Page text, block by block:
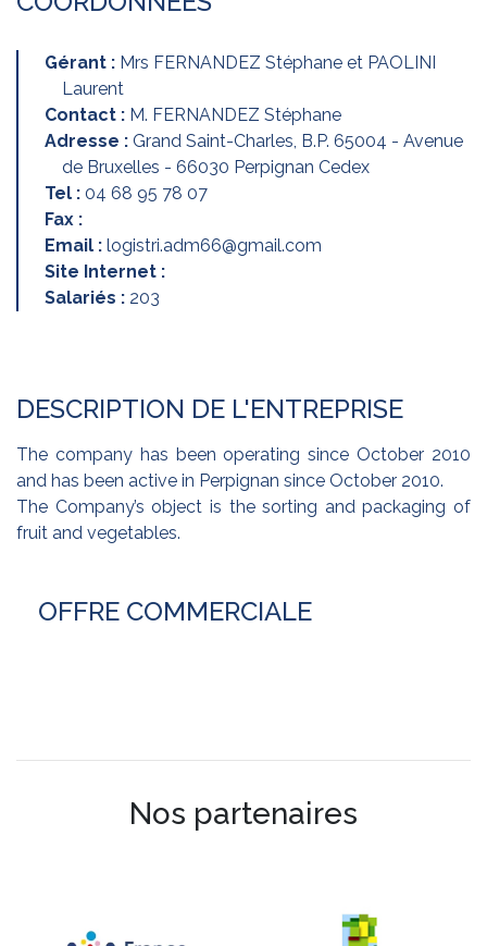
Gérant : Mrs FERNANDEZ Stéphane et PAOLINI
Laurent
Contact : M. FERNANDEZ Stéphane
Adresse : Grand Saint-Charles, B.P. 65004 - Avenue
de Bruxelles - 66030 Perpignan Cedex
Tel : 04 68 95 78 07
Fax :
Email : logistri.adm66@gmail.com
Site Internet :
Salariés : 203
DESCRIPTION DE L'ENTREPRISE
The company has been operating since October 2010
and has been active in Perpignan since October 2010.
The Company’s object is the sorting and packaging of
fruit and vegetables.
OFFRE COMMERCIALE
Nos partenaires